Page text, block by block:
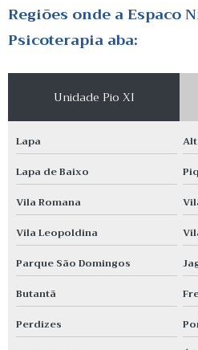
Regiões onde a Espaco
Psicoterapia aba:
Unidade Pio XI
Lapa
Lapa de Baixo
Vila Romana
Vila Leopoldina
Parque São Domingos
Butantã
Perdizes